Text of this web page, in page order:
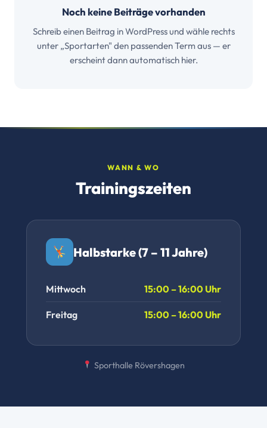
Noch keine Beiträge vorhanden
Schreib einen Beitrag in WordPress und wähle rechts
unter „Sportarten" den passenden Term aus — er
erscheint dann automatisch hier.
WANN & WO
Trainingszeiten
Halbstarke (7 – 11 Jahre)
Mittwoch 15:00 – 16:00 Uhr
Freitag 15:00 – 16:00 Uhr
Sporthalle Rövershagen